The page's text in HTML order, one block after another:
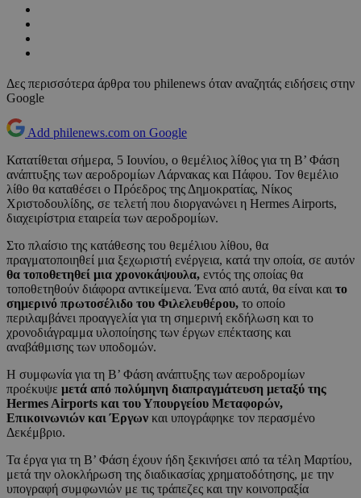
Δες περισσότερα άρθρα του philenews όταν αναζητάς ειδήσεις στην
Google
Add philenews.com on Google
Κατατίθεται σήμερα, 5 Ιουνίου, ο θεμέλιος λίθος για τη Β’ Φάση
ανάπτυξης των αεροδρομίων Λάρνακας και Πάφου. Τον θεμέλιο
λίθο θα καταθέσει ο Πρόεδρος της Δημοκρατίας, Νίκος
Χριστοδουλίδης, σε τελετή που διοργανώνει η Hermes Airports,
διαχειρίστρια εταιρεία των αεροδρομίων.
Στο πλαίσιο της κατάθεσης του θεμέλιου λίθου, θα
πραγματοποιηθεί μια ξεχωριστή ενέργεια, κατά την οποία, σε αυτόν
θα τοποθετηθεί μια χρονοκάψουλα, εντός της οποίας θα
τοποθετηθούν διάφορα αντικείμενα. Ένα από αυτά, θα είναι και το
σημερινό πρωτοσέλιδο του Φιλελευθέρου, το οποίο
περιλαμβάνει προαγγελία για τη σημερινή εκδήλωση και το
χρονοδιάγραμμα υλοποίησης των έργων επέκτασης και
αναβάθμισης των υποδομών.
Η συμφωνία για τη Β’ Φάση ανάπτυξης των αεροδρομίων
προέκυψε μετά από πολύμηνη διαπραγμάτευση μεταξύ της
Hermes Airports και του Υπουργείου Μεταφορών,
Επικοινωνιών και Έργων και υπογράφηκε τον περασμένο
Δεκέμβριο.
Τα έργα για τη Β’ Φάση έχουν ήδη ξεκινήσει από τα τέλη Μαρτίου,
μετά την ολοκλήρωση της διαδικασίας χρηματοδότησης, με την
υπογραφή συμφωνιών με τις τράπεζες και την κοινοπραξία